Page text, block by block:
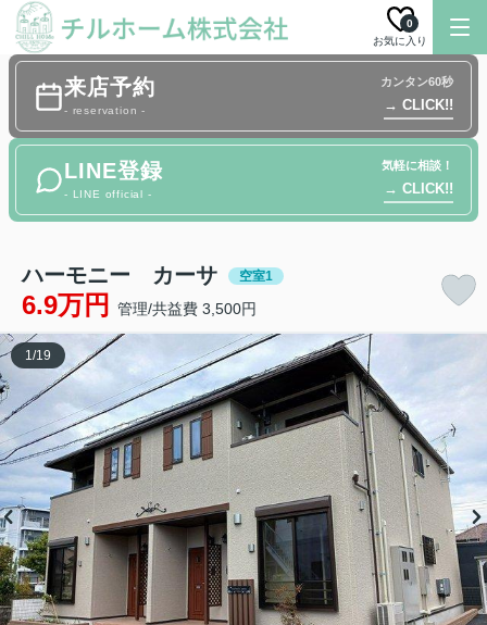
お気に入り
0
来店予約
- reservation -
カンタン60秒
→ CLICK!!
LINE登録
- LINE official -
気軽に相談！
→ CLICK!!
ハーモニー カーサ 空室1
6.9万円 管理/共益費 3,500円
1/19